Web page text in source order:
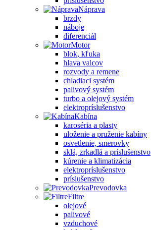
Náprava
brzdy
náboje
diferenciál
Motor
blok, kľuka
hlava valcov
rozvody a remene
chladiaci systém
palivový systém
turbo a olejový systém
elektropríslušenstvo
Kabína
karoséria a plasty
uloženie a pruženie kabíny
osvetlenie, smerovky
sklá, zrkadlá a príslušenstvo
kúrenie a klimatizácia
elektropríslušenstvo
príslušenstvo
Prevodovka
Filtre
olejové
palivové
vzduchové